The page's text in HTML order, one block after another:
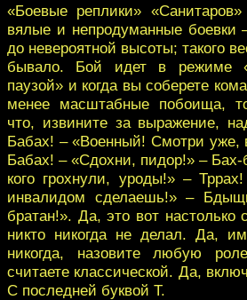
«Боевые реплики»
вялые и непродуманные
до невероятной высоты; такого
бывало. Бой идет в режиме
паузой» и когда вы соберете
менее масштабные побоища,
что, извините за выражение,
Бабах! – «Военный! Смотри уже,
Бабах! – «Сдохни, пидор!» –
кого грохнули, уроды!» –
инвалидом сделаешь!» –
братан!». Да, это вот
никто никогда не делал. Да,
никогда, назовите любую
считаете классической. Да,
С последней буквой T.